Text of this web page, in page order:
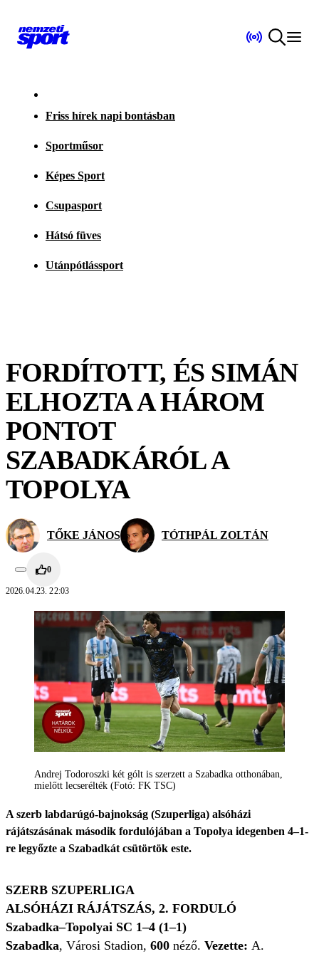
Friss hírek napi bontásban
Sportműsor
Képes Sport
Csupasport
Hátsó füves
Utánpótlássport
FORDÍTOTT, ÉS SIMÁN
ELHOZTA A HÁROM
PONTOT
SZABADKÁRÓL A
TOPOLYA
TŐKE JÁNOS TÓTHPÁL ZOLTÁN
0
2026.04.23. 22:03
Andrej Todoroszki két gólt is szerzett a Szabadka otthonában,
mielőtt lecserélték (Fotó: FK TSC)
A szerb labdarúgó-bajnokság (Szuperliga) alsóházi
rájátszásának második fordulójában a Topolya idegenben 4–1-
re legyőzte a Szabadkát csütörtök este.
SZERB SZUPERLIGA
ALSÓHÁZI RÁJÁTSZÁS, 2. FORDULÓ
Szabadka–Topolyai SC 1–4 (1–1)
Szabadka, Városi Stadion, 600 néző. Vezette: A.